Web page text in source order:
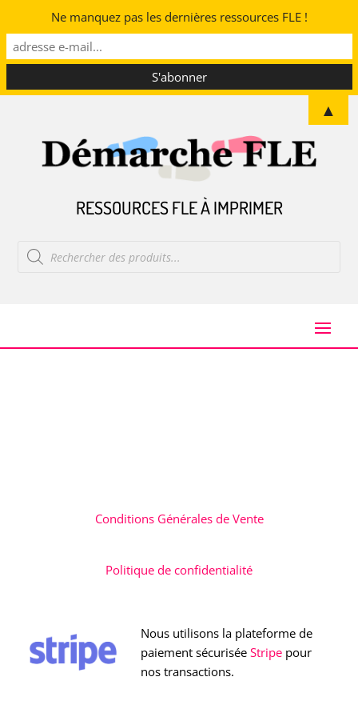
RESSOURCES FLE À IMPRIMER
Recherche
de
produits
Conditions Générales de Vente
Politique de confidentialité
Nous utilisons la plateforme de
paiement sécuriséeStripe pour
nos transactions.
Ne manquez pas les dernières ressources FLE !
▲